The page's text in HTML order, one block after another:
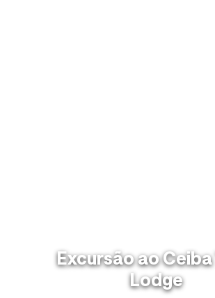
Excursão ao Ceiba
Lodge